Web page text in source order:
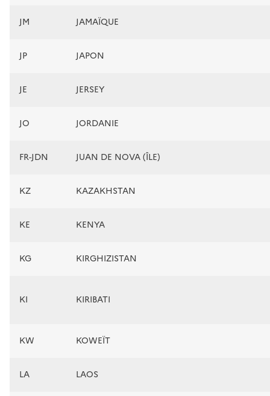
JM JAMAÏQUE
JP JAPON
JE JERSEY
JO JORDANIE
FR-JDN JUAN DE NOVA (ÎLE)
KZ KAZAKHSTAN
KE KENYA
KG KIRGHIZISTAN
KI KIRIBATI
KW KOWEÏT
LA LAOS